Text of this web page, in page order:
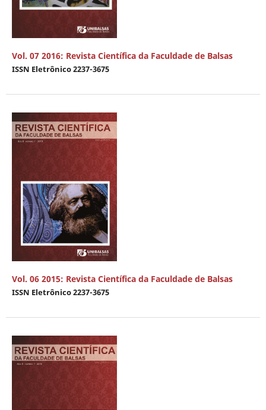
Vol. 07 2016: Revista Científica da Faculdade de Balsas
ISSN Eletrônico 2237-3675
Vol. 06 2015: Revista Científica da Faculdade de Balsas
ISSN Eletrônico 2237-3675